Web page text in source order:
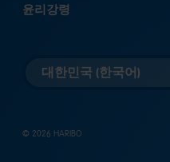
윤리강령
국가
버전
© 2026 HARIBO